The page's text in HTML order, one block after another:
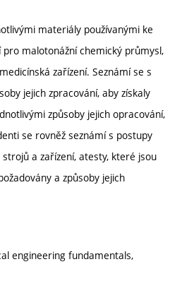
materiály používanými ke
malotonážní chemický průmysl,
zařízení. Seznámí se s
jejich zpracování, aby získaly
způsoby jejich opracování,
se rovněž seznámí s postupy
a zařízení, atesty, které jsou
a způsoby jejich
engineering fundamentals,